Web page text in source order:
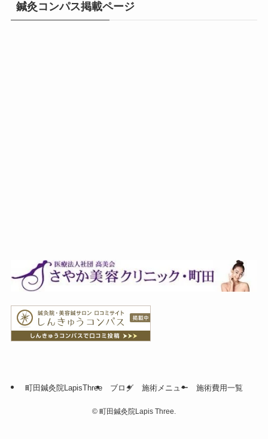
鍼灸コンパス掲載ページ
町田鍼灸院LapisThree ブログ 施術メニュー 施術費用一覧
© 町田鍼灸院Lapis Three.